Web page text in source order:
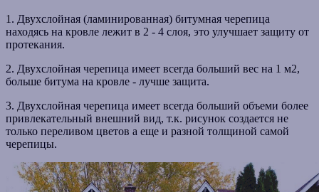
1. Двухслойная (ламинированная) битумная черепица
находясь на кровле лежит в 2 - 4 слоя, это улучшает защиту от
протекания.
2. Двухслойная черепица имеет всегда больший вес на 1 м2,
больше битума на кровле - лучше защита.
3. Двухслойная черепица имеет всегда больший объеми более
привлекательный внешний вид, т.к. рисунок создается не
только переливом цветов а еще и разной толщиной самой
черепицы.